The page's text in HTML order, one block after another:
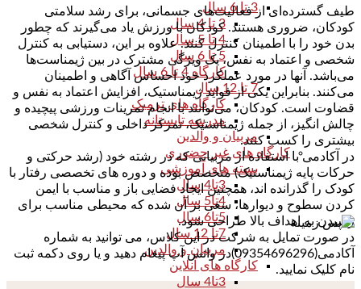
3 تا 6 سال
3 تا 4 سال
4 تا 5 سال
5 تا 6 سال
کارگاه 4 تا 6 سال
7 تا 12 سال
کارگاه های ترمیک
مدرسه تابستانه
مربیان و والدین
کارگاه های غیر حضوری
بسته های آموزشی
3تا4 سال
4تا5 سال
5تا6 سال
7تا 12 سال
مربیان و والدین
کارگاه های آنلاین
3تا4 سال
طیف گسترده‌ای از فعالیت‌های جسمانی، برای رشد سلامتی
کودکان، ضروری هستند. کودکان با ورزش یاد می‌گیرند که چطور
بدن خود را با اطمینان کنترل کنند. علاوه بر این، دستیابی به کنترل
شخصی و اعتماد به نفس، یک ویژگی مشترک در بین ژیمناست‌ها
می‌باشد. آنها در مورد عملکرد خود احساس آگاهی و اطمینان
می‌کنند. بنابراین یکی از فواید ژیمناستیک، افزایش اعتماد به نفس و
قضاوت است. کودکان، می‌توانند با انجام تمرینات ورزشی پیچیده و
چالش انگیز، از جمله ژیمناستیک، تمرکز داخلی و کنترل شخصی
بیشتری را کسب کنند.
در آکادمی با استفاده از مربیانی که در رشته خود (رشد حرکتی و
حرکات پایه ژیمناستیک) متخصص بوده و دوره های تخصصی رفتار با
کودک را گذرانده اند، همچنین ایجاد فضایی باز و مناسب با ایمن
کردن سطوح و دیوارها، سعی بر آن شده که محیطی مناسب برای
رسیدن به اهداف بالا طراحی شود.
در صورت تمایل به شرکت در این کلاس، می توانید به شماره
آکادمی(09354696296)در واتس آپ پیغام دهید و یا روی دکمه ثبت
نام کلیک نمایید.